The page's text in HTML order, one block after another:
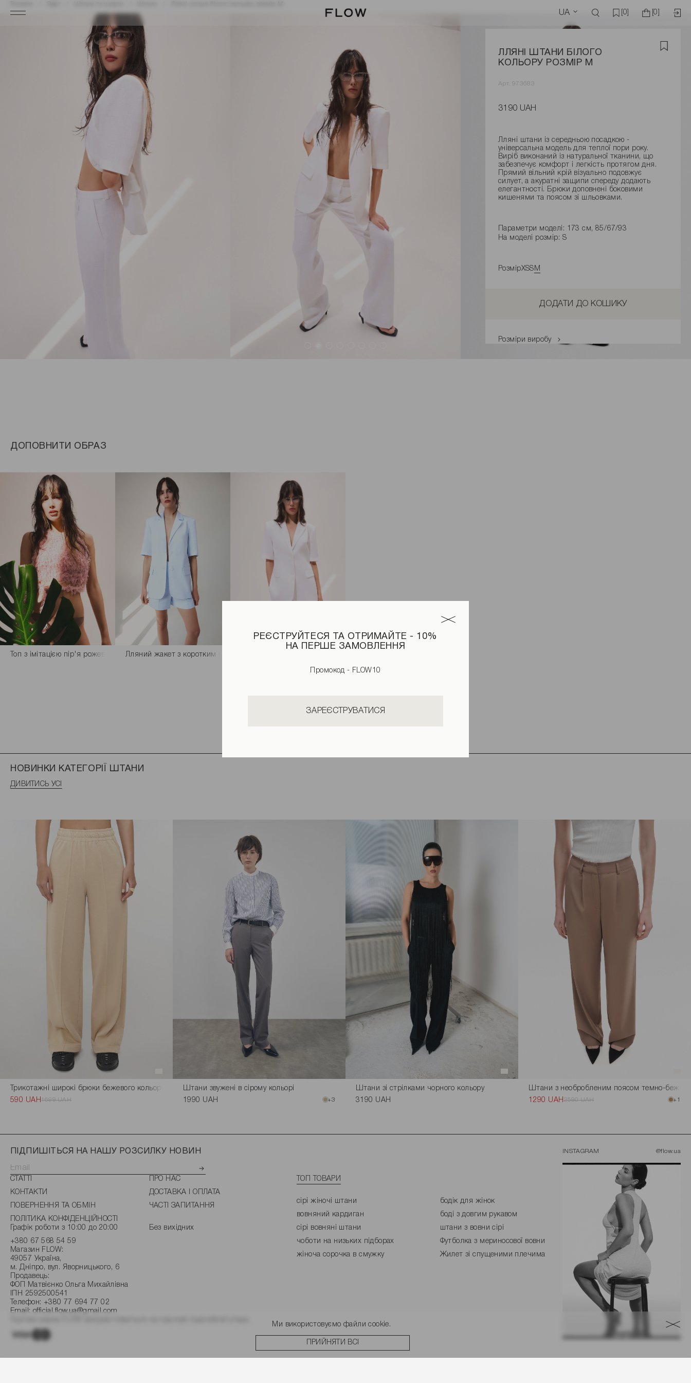
РЕЄСТРУЙТЕСЯ ТА ОТРИМАЙТЕ - 10%
НА ПЕРШЕ ЗАМОВЛЕННЯ
Промокод - FLOW10
ЗАРЕЄСТРУВАТИСЯ
UA [0] [0]
ЛЛЯНІ ШТАНИ БІЛОГО
КОЛЬОРУ РОЗМІР M
Арт. 973683
3190 UAH
Лляні штани із середньою посадкою -
універсальна модель для теплої пори року.
Виріб виконаний із натуральної тканини, що
забезпечує комфорт і легкість протягом дня.
Прямий вільний крій візуально подовжує
силует, а акуратні защипи спереду додають
елегантності. Брюки доповнені боковими
кишенями та поясом зі шльовками.
Параметри моделі: 173 см, 85/67/93
На моделі розмір: S
РозмірXSS M
ДОДАТИ ДО КОШИКУ
Розміри виробу
ДОПОВНИТИ ОБРАЗ
Топ з імітацією пір'я рожевого кольоруЛляний жакет з коротким рукавом блакитного кольору
НОВИНКИ КАТЕГОРІЇ ШТАНИ
ДИВИТИСЬ УСІ
Трикотажні широкі брюки бежевого кольору розмір L
590 UAH1699 UAH
Штани звужені в сірому кольорі
1990 UAH
+3
Штани зі стрілками чорного кольору
3190 UAH
Штани з необробленим поясом темно-
1290 UAH 2590 UAH +1
ПІДПИШІТЬСЯ НА НАШУ РОЗСИЛКУ НОВИН
СТАТТІ
ПРО НАС
КОНТАКТИ
ДОСТАВКА І ОПЛАТА
ПОВЕРНЕННЯ ТА ОБМІН
ЧАСТІ ЗАПИТАННЯ
ПОЛІТИКА КОНФІДЕНЦІЙНОСТІ
Графік роботи з 10:00 до 20:00
Без вихідних
+380 67 568 54 59
Магазин FLOW:
49057 Україна,
м. Дніпро, вул. Яворницького, 6
Продавець:
ФОП Матвієнко Ольга Михайлівна
ІПН 2592500541
Телефон: +380 77 694 77 02
Email: official.flow.ua@gmail.com
ТОП ТОВАРИ
сірі жіночі штани
бодік для жінок
вовняний кардиган
боді з довгим рукавом
сірі вовняні штани
штани з вовни сірі
чоботи на низьких підборах
Футболка з мериносової вовни
жіноча сорочка в смужку
Жилет зі спущеними плечима
INSTAGRAM @flow.ua
Ми використовуємо файли cookie.
ПРИЙНЯТИ ВСІ